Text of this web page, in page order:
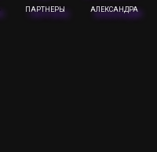
ПАРТНЕРЫ АЛЕКСАНДРА